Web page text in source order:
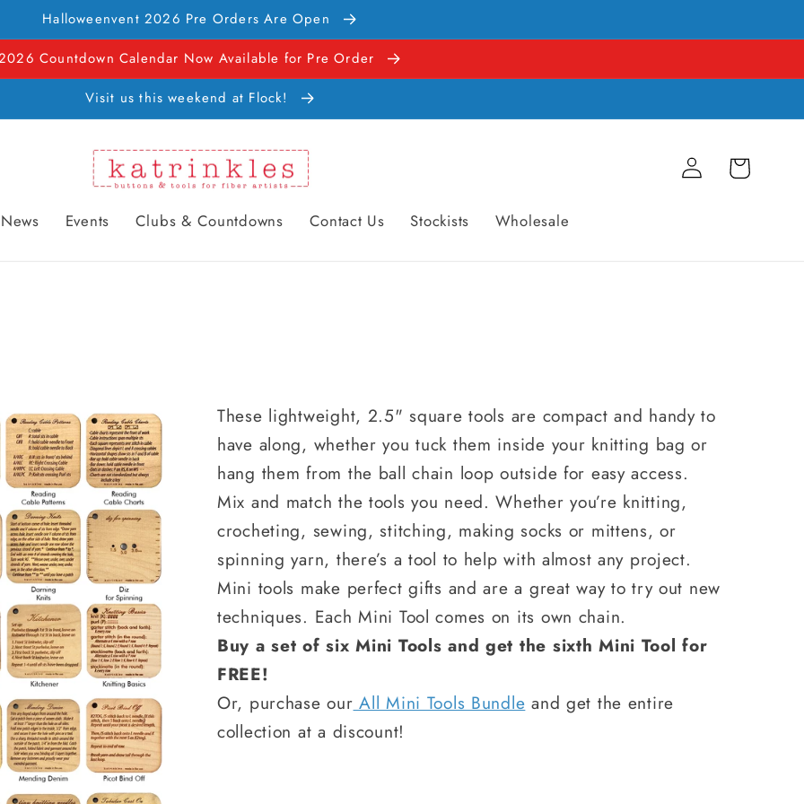
Halloweenvent 2026 Pre Orders Are Open
Countdown Calendar Now Available for Pre Order
Visit us this weekend at Flock!
News Events Clubs & Countdowns Contact Us Stockists Wholesale
EinloggenWarenkorb
These lightweight, 2.5" square tools are compact and handy to
have along, whether you tuck them inside your knitting bag or
hang them from the ball chain loop outside for easy access.
Mix and match the tools you need. Whether you’re knitting,
crocheting, sewing, stitching, making socks or mittens, or
spinning yarn, there’s a tool to help with almost any project.
Mini tools make perfect gifts and are a great way to try out new
techniques. Each Mini Tool comes on its own chain.
Buy a set of six Mini Tools and get the sixth Mini Tool for
FREE!
Or, purchase our All Mini Tools Bundle and get the entire
collection at a discount!